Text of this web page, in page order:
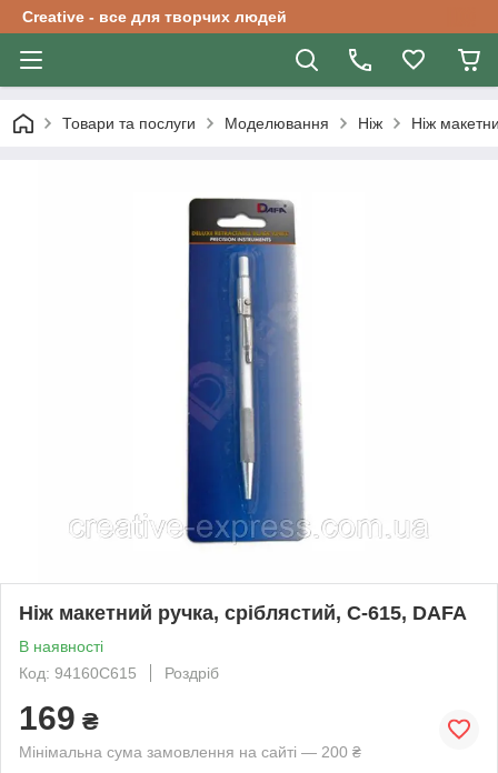
Creative - все для творчих людей
Товари та послуги Моделювання Ніж Ніж
Ніж макетний ручка, сріблястий, C-615, DAFA
В наявності
Код: 94160C615
Роздріб
169 ₴
Мінімальна сума замовлення на сайті — 200 ₴